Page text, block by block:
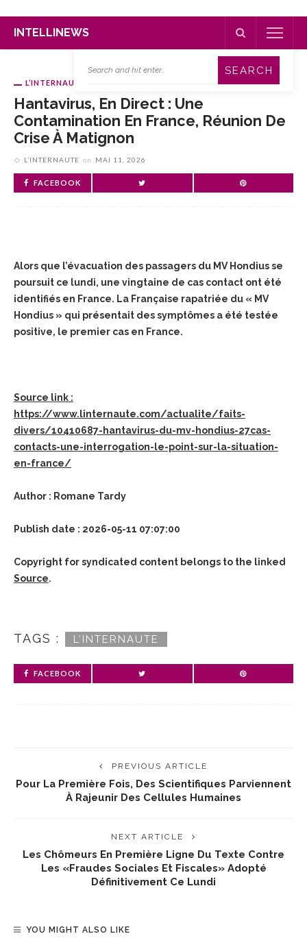
INTELLINEWS
L’INTERNAUTE
Hantavirus, En Direct : Une
Contamination En France, Réunion De
Crise À Matignon
L’INTERNAUTE on MAI 11, 2026
FACEBOOK
Alors que l’évacuation des passagers du MV Hondius se
poursuit ce lundi, une vingtaine de cas contact ont été
identifiés en France. La Française rapatriée du « MV
Hondius » qui présentait des symptômes a été testée
positive, le premier cas en France.
Source link :
https://www.linternaute.com/actualite/faits-
divers/10410687-hantavirus-du-mv-hondius-27cas-
contacts-une-interrogation-le-point-sur-la-situation-
en-france/
Author : Romane Tardy
Publish date : 2026-05-11 07:07:00
Copyright for syndicated content belongs to the linked
Source.
TAGS : L’INTERNAUTE
FACEBOOK
PREVIOUS ARTICLE
Pour La Première Fois, Des Scientifiques Parviennent
À Rajeunir Des Cellules Humaines
NEXT ARTICLE
Les Chômeurs En Première Ligne Du Texte Contre
Les «fraudes Sociales Et Fiscales» Adopté
Définitivement Ce Lundi
YOU MIGHT ALSO LIKE